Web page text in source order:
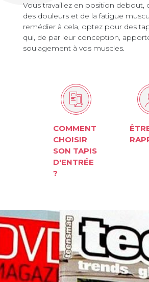
Vous travaillez en position debout,
des douleurs et de la fatigue
remédier à cela, optez pour des
qui, de par leur conception,
soulagement à vos muscles.
COMMENT
CHOISIR
SON TAPIS
D'ENTRÉE
?